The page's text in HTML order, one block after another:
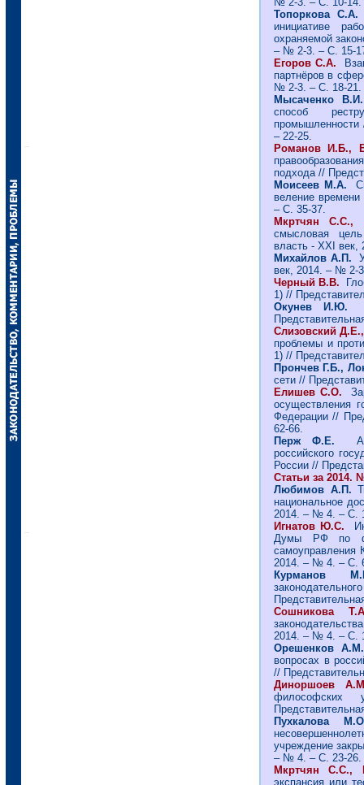
Топоркова
инициативе
охраняемой
– № 2-3. – С. 15-
Егоров С.А.
партнёров в
№ 2-3. – С. 18-21.
Мысаченко
способ
– 22-25.
Романов И.Б.,
подхода //
Моисеев М.А.
веление
– С. 35-37.
Мкртчян
смысловая
власть - ХХI
Михайлов А.П.
век, 2014. – № 2-
Черный В.В.
1) //
Окунев
Слизовский
проблемы и
1) //
Прончев Г.Б.,
сети //
Елишев С.О.
осуществления
Федерации //
62-66.
Перж Ф.Е.
российского
России //
Статьи за 2014.
Любимов А.П.
национальное
2014. – № 4. – С.
Игнатов Ю.С.
Думы РФ по
самоуправления
2014. – № 4. – С.
2014. – № 4. – С.
Орешенков
вопросах в
//
Диноршоев
философских
Пухкалова
учреждение
– № 4. – С. 23-26.
Мкртчян
экспансия или